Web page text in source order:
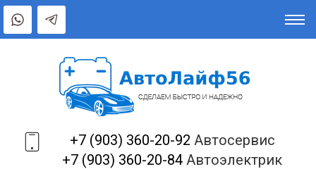
+7 (903) 360-20-92 Автосервис
+7 (903) 360-20-84 Автоэлектрик